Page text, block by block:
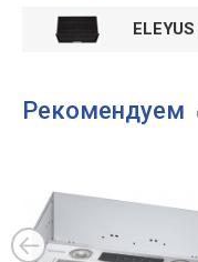
Рекомендуем